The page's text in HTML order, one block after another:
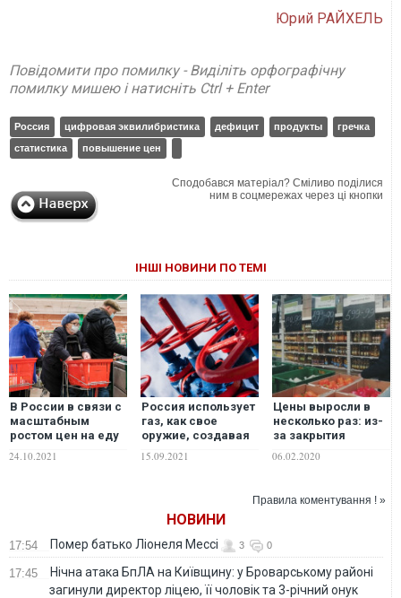
Юрий РАЙХЕЛЬ
Повідомити про помилку - Виділіть орфографічну
помилку мишею і натисніть Ctrl + Enter
Россия цифровая эквилибристика дефицит продукты
гречка
статистика
повышение цен
Сподобався матеріал? Сміливо поділися
ним в соцмережах через ці кнопки
ІНШІ НОВИНИ ПО ТЕМІ
В России в связи с
масштабным
ростом цен на еду
введение
24.10.2021
Россия использует
газ, как свое
оружие, создавая
дефицит и
запуску Северного
потока-2 – Береза
15.09.2021
Цены выросли в
несколько раз: из-
за закрытия
на Дальнем
продовольственный
кризис
06.02.2020
Правила коментування ! »
НОВИНИ
17:54 Помер батько Ліонеля Мессі 3 0
17:45
Нічна атака БпЛА на Київщину: у Броварському районі
загинули директор ліцею, її чоловік та 3-річний онук